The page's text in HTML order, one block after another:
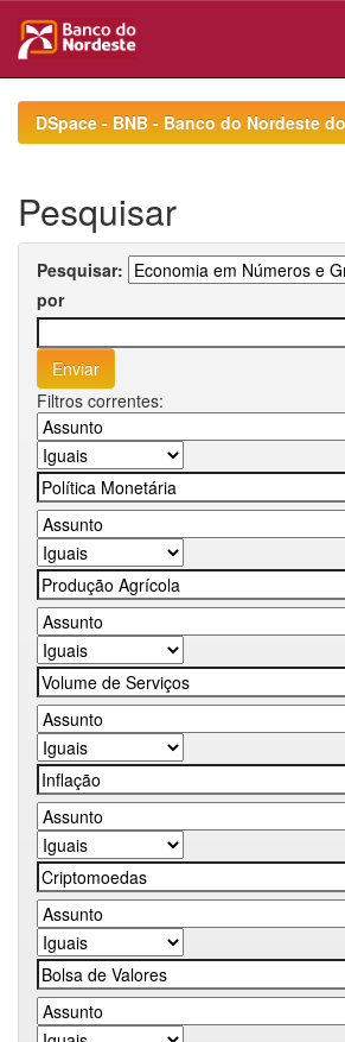
navigationDSpace - BNB - Banco do Nordeste
Pesquisar
Pesquisar:
por
Filtros correntes: